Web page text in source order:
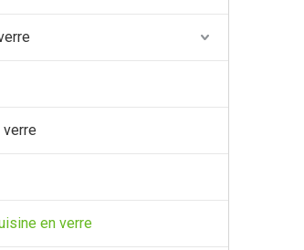
verre
en verre